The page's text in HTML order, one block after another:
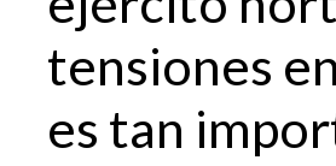
tensiones
es tan